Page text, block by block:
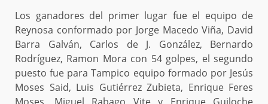
Los ganadores del primer lugar fue el equipo de
Reynosa conformado por Jorge Macedo Viña, David
Barra Galván, Carlos de J. González, Bernardo
Rodríguez, Ramon Mora con 54 golpes, el segundo
puesto fue para Tampico equipo formado por Jesús
Moses Said, Luis Gutiérrez Zubieta, Enrique Feres